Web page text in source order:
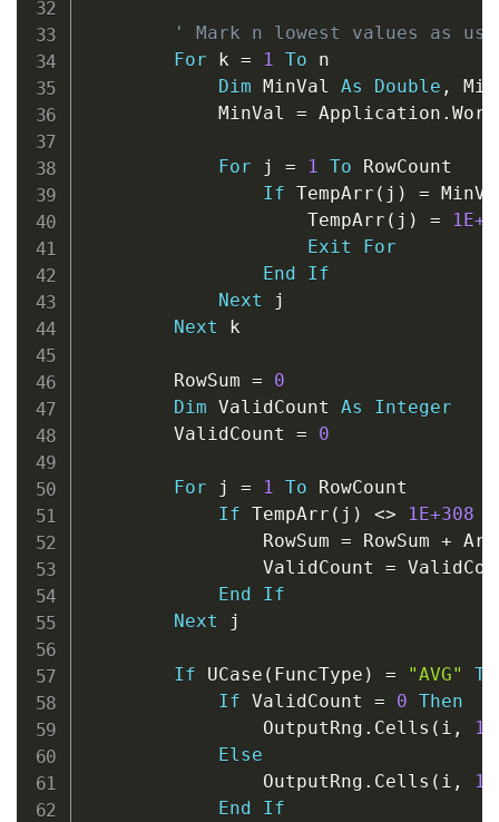
' Mark n lowest values as
For k = 1 To n
Dim MinVal As Double ,
            MinVal
= Application .
For j = 1 To RowCount
If TempArr ( j ) =
                    TempArr
( j ) =
Exit
For
End
If
Next j
Next k
        RowSum
=
0
Dim ValidCount As
Integer
        ValidCount
= 0
For j = 1 To RowCount
If TempArr ( j ) <> 1E+308
                RowSum
= RowSum + Arr
                ValidCount
=
End
If
Next j
If UCase ( FuncType ) = "AVG"
If ValidCount = 0 Then
                OutputRng
. Cells ( i , 1
Else
                OutputRng
. Cells ( i , 1
End
If